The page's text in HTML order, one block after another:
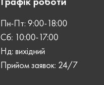
СТАТЬ Унісекс
ШОВ Машинний
ЗАСТІБКА
Магнітна
Пн-Пт: 9:00-18:00
Сб: 10:00-17:00
Нд: вихідний
Прийом заявок: 24/7